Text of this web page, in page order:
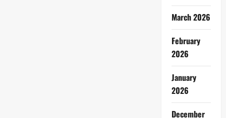
March 2026
February
2026
January
2026
December